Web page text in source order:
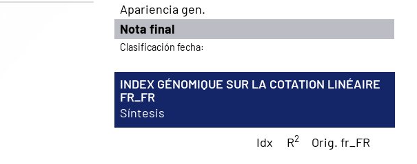
Apariencia gen.
Nota final
Clasificación fecha:
INDEX GÉNOMIQUE SUR LA COTATION LINÉAIRE
FR_FR
Síntesis
Idx
R2 Orig. fr_FR